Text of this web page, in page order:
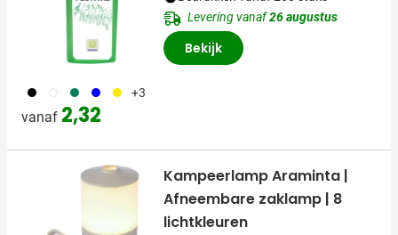
001 002 004 005 006 +3
vanaf 2,32
Levering vanaf26 augustus
Bekijk
Kampeerlamp Araminta |
Afneembare zaklamp | 8
lichtkleuren